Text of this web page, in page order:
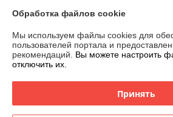
О нас
Доставка и оплата
Обработка файлов cookie
Мы используем файлы cookies для
пользователей портала и
рекомендаций. Вы можете настроить
отключить их.
Принять